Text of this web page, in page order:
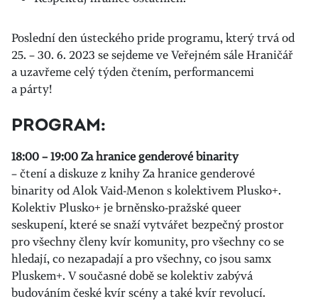
Poslední den ústeckého pride programu, který trvá od
25. – 30. 6. 2023 se sejdeme ve Veřejném sále Hraničář
a uzavřeme celý týden čtením, performancemi
a párty!
PROGRAM:
18:00 – 19:00 Za hranice genderové binarity
– čtení a diskuze z knihy Za hranice genderové
binarity od Alok Vaid-Menon s kolektivem Plusko+.
Kolektiv Plusko+ je brněnsko-pražské queer
seskupení, které se snaží vytvářet bezpečný prostor
pro všechny členy kvír komunity, pro všechny co se
hledají, co nezapadají a pro všechny, co jsou samx
Pluskem+. V současné době se kolektiv zabývá
budováním české kvír scény a také kvír revolucí.